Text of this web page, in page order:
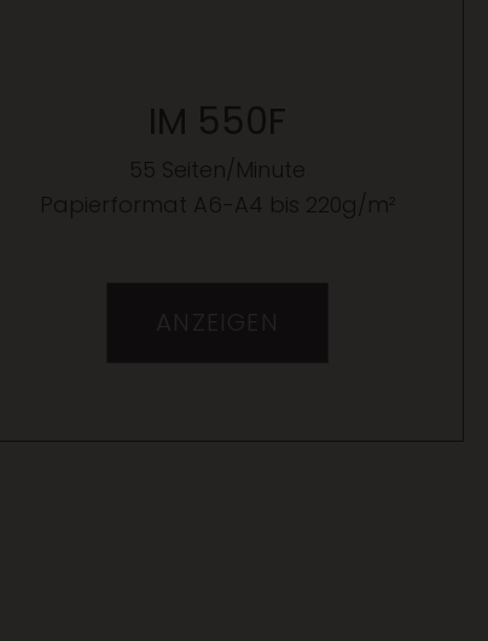
IM 550F
55 Seiten/Minute
Papierformat A6-A4 bis 220g/m²